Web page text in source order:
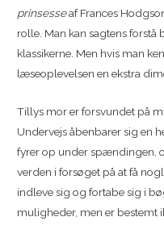
prinsesseaf Frances
rolle. Man kan sagtens
klassikerne. Men hvis man
læseoplevelsen en ekstra
Tillys mor er forsvundet på
Undervejs åbenbarer sig en
fyrer op under spændingen,
verden i forsøget på at få
indleve sig og fortabe sig i
muligheder, men er bestemt